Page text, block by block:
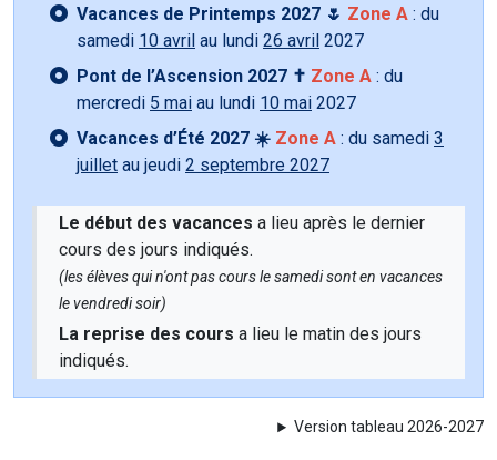
Vacances de Printemps 2027 🌷 Zone A : du
samedi 10 avril au lundi 26 avril 2027
Pont de l’Ascension 2027 ✝️ Zone A : du
mercredi 5 mai au lundi 10 mai 2027
Vacances d’Été 2027 ☀️ Zone A : du samedi 3
juillet au jeudi 2 septembre 2027
Le début des vacances a lieu après le dernier
cours des jours indiqués.
(les élèves qui n'ont pas cours le samedi sont en vacances
le vendredi soir)
La reprise des cours a lieu le matin des jours
indiqués.
Version tableau 2026-2027